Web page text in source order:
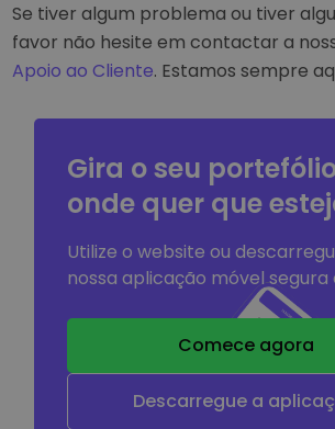
Se tiver algum problema ou tiver
favor não hesite em contactar a
Apoio ao Cliente. Estamos sempre
Gira o seu
onde quer que
Utilize o website ou
nossa aplicação móvel segura
Comece agora
Descarregue a